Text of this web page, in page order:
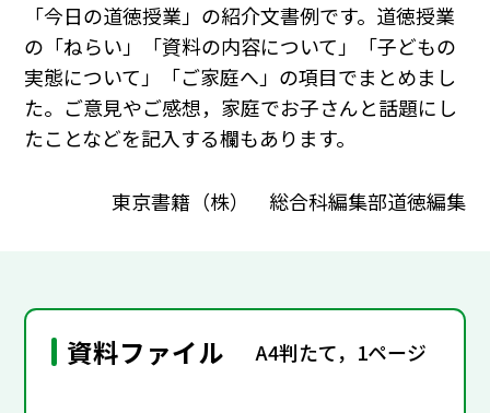
「今日の道徳授業」の紹介文書例です。道徳授業
の「ねらい」「資料の内容について」「子どもの
実態について」「ご家庭へ」の項目でまとめまし
た。ご意見やご感想，家庭でお子さんと話題にし
たことなどを記入する欄もあります。
東京書籍（株） 総合科編集部道徳編集
資料ファイル A4判たて，1ページ